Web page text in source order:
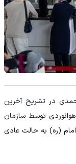
در تشریح آخرین
توسط سازمان
(ره) به حالت عادی